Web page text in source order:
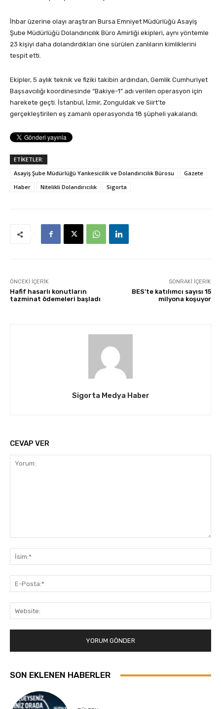
İhbar üzerine olayı araştıran Bursa Emniyet Müdürlüğü Asayiş
Şube Müdürlüğü Dolandırıcılık Büro Amirliği ekipleri, aynı yöntemle
23 kişiyi daha dolandırdıkları öne sürülen zanlıların kimliklerini
tespit etti.
Ekipler, 5 aylık teknik ve fiziki takibin ardından, Gemlik Cumhuriyet
Başsavcılığı koordinesinde “Bakiye-1” adı verilen operasyon için
harekete geçti. İstanbul, İzmir, Zonguldak ve Siirt’te
gerçekleştirilen eş zamanlı operasyonda 18 şüpheli yakalandı.
ETİKETLER:
Asayiş Şube Müdürlüğü Yankesicilik ve Dolandırıcılık Bürosu
Gazete
Haber
Nitelikli Dolandırıcılık Sigorta
ÖNCEKI İÇERIK
Hafif hasarlı konutların
tazminat ödemeleri başladı
SONRAKI İÇERIK
BES’te katılımcı sayısı 15
milyona koşuyor
Sigorta Medya Haber
CEVAP VER
SON EKLENEN HABERLER